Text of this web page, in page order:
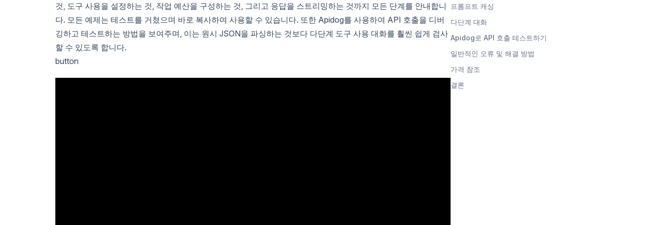
것, 도구 사용을 설정하는 것, 작업 예산을 구성하는 것, 그리고 응답을 스트리밍하는 것까지 모든 단계를 안내합니
다. 모든 예제는 테스트를 거쳤으며 바로 복사하여 사용할 수 있습니다. 또한 Apidog를 사용하여 API 호출을 디버
깅하고 테스트하는 방법을 보여주며, 이는 원시 JSON을 파싱하는 것보다 다단계 도구 사용 대화를 훨씬 쉽게 검사
할 수 있도록 합니다.
button
프롬프트 캐싱
다단계 대화
Apidog로 API 호출 테스트하기
일반적인 오류 및 해결 방법
가격 참조
결론